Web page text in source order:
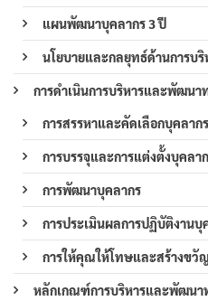
แผนพัฒนาบุคลากร 3 ปี
นโยบายและกลยุทธ์ด้านการบ
การดำเนินการบริหารและพัฒนา
การสรรหาและคัดเลือกบุคลากร
การบรรจุและการแต่งตั้งบุคลา
การพัฒนาบุคลากร
การประเมินผลการปฏิบัติงานบุ
การให้คุณให้โทษและสร้างขวั
หลักเกณฑ์การบริหารและพัฒนา